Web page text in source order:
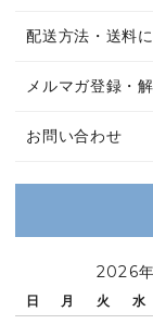
配送方法・送料
メルマガ登録・
お問い合わせ
2026
日 月 火 水